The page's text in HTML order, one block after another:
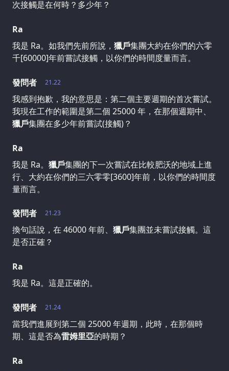
次接觸是在何時？多少年？
Ra
我是 Ra。如我們先前所說， 獵戶集團大約在你們的六零
千[60000]年前嘗試接觸，以你們的時間度量而言。
21.22
發問者
我感到抱歉，我的意思是：第二個主要週期的首次嘗試。
我現在工作的範圍是第二個 25000 年，在那個週期中、
獵戶集團在多少年前嘗試(接觸)？
Ra
我是 Ra。 獵戶集團的下一次嘗試在比較肥沃的地域上進
行、大約在你們的三六零零[3600]年前，以你們的時間度
量而言。
21.23
發問者
換句話說，在 46000 年前、 獵戶集團並未嘗試接觸。這
是否正確？
Ra
我是 Ra。這是正確的。
21.24
發問者
當我們進展到第二個 25000 年週期，此時，在那個時
期、這是否為雷姆里亞的時期？
Ra